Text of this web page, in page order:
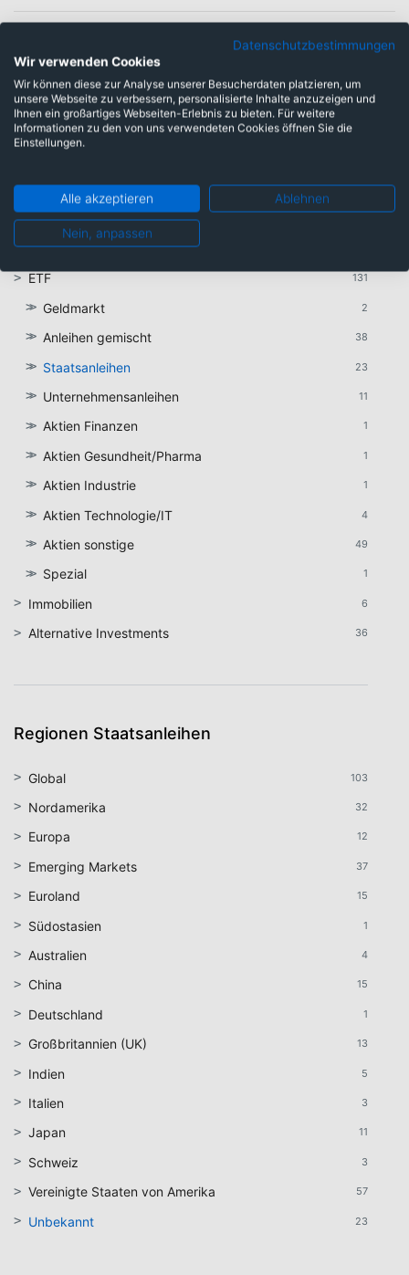
UBS BBG TIPS 10+ UCITS
ETF hEUR acc
ISIN LU1459803059 WKN A2APA8
★★
★★
★
Kategorien Unbekannt
266
Anleihen
Mischfonds
Aktien
131
ETF
2
Geldmarkt
38
Anleihen gemischt
23
Staatsanleihen
11
Unternehmensanleihen
1
Aktien Finanzen
1
Aktien Gesundheit/Pharma
1
Aktien Industrie
4
Aktien Technologie/IT
49
Aktien sonstige
1
Spezial
6
Immobilien
36
Alternative Investments
Regionen Staatsanleihen
103
Global
32
Nordamerika
12
Europa
37
Emerging Markets
15
Euroland
1
Südostasien
4
Australien
15
China
1
Deutschland
13
Großbritannien (UK)
5
Indien
3
Italien
11
Japan
3
Schweiz
57
Vereinigte Staaten von Amerika
23
Unbekannt
Datenschutzbestimmungen
Wir verwenden Cookies
Wir können diese zur Analyse unserer Besucherdaten platzieren, um
unsere Webseite zu verbessern, personalisierte Inhalte anzuzeigen und
Ihnen ein großartiges Webseiten-Erlebnis zu bieten. Für weitere
Informationen zu den von uns verwendeten Cookies öffnen Sie die
Einstellungen.
Alle akzeptieren Ablehnen
Nein, anpassen